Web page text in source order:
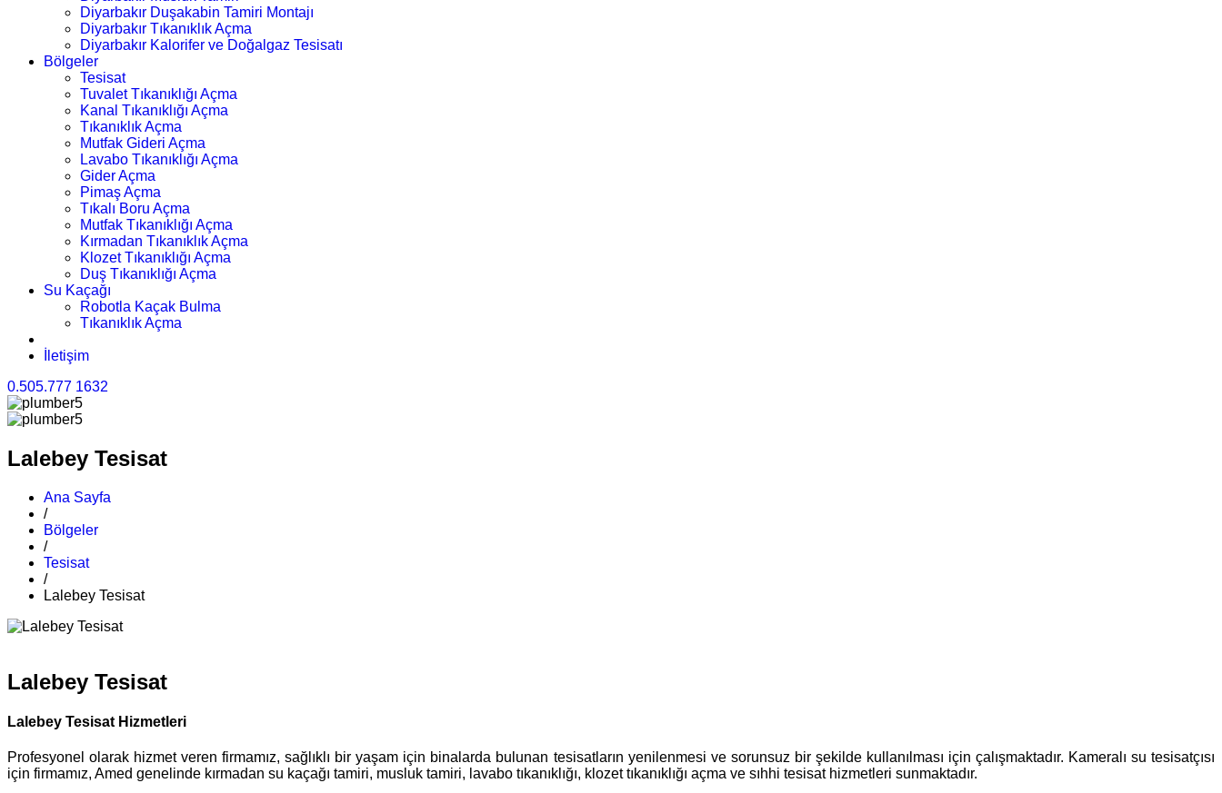
Diyarbakır Duşakabin Tamiri Montajı
Diyarbakır Tıkanıklık Açma
Diyarbakır Kalorifer ve Doğalgaz Tesisatı
Bölgeler
Tesisat
Tuvalet Tıkanıklığı Açma
Kanal Tıkanıklığı Açma
Tıkanıklık Açma
Mutfak Gideri Açma
Lavabo Tıkanıklığı Açma
Gider Açma
Pimaş Açma
Tıkalı Boru Açma
Mutfak Tıkanıklığı Açma
Kırmadan Tıkanıklık Açma
Klozet Tıkanıklığı Açma
Duş Tıkanıklığı Açma
Su Kaçağı
Robotla Kaçak Bulma
Tıkanıklık Açma
İletişim
0.505.777 1632
Lalebey Tesisat
Ana Sayfa
/
Bölgeler
/
Tesisat
/
Lalebey Tesisat
Lalebey Tesisat
Lalebey Tesisat Hizmetleri
Profesyonel olarak hizmet veren firmamız, sağlıklı bir yaşam için binalarda bulunan tesisatların yenilenmesi ve sorunsuz bir şekilde kullanılması için çalışmaktadır. Kameralı su tesisatçısı
için firmamız, Amed genelinde kırmadan su kaçağı tamiri, musluk tamiri, lavabo tıkanıklığı, klozet tıkanıklığı açma ve sıhhi tesisat hizmetleri sunmaktadır.